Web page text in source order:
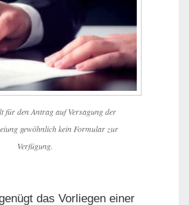
für den Antrag auf Versagung der
gewöhnlich kein Formular zur
Verfügung.
das Vorliegen einer